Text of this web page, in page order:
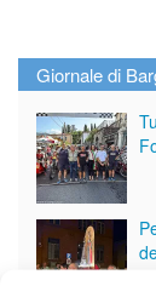
Giornale di